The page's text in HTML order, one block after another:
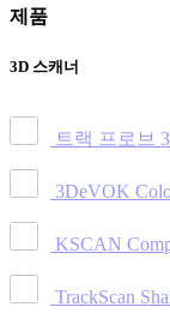
제품
3D 스캐너
트랙 프로브
3DeVOK
KSCAN
TrackScan